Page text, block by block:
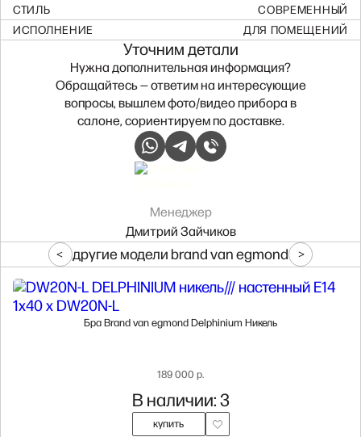
СТИЛЬ
СОВРЕМЕННЫЙ
ИСПОЛНЕНИЕ
ДЛЯ ПОМЕЩЕНИЙ
Менеджер
Дмитрий Зайчиков
Уточним детали
Нужна дополнительная информация?
Обращайтесь — ответим на интересующие
вопросы, вышлем фото/видео прибора в
салоне, сориентируем по доставке.
другие модели brand van egmond
Бра Brand van egmond Delphinium Никель
189 000 р.
В наличии: 3
купить